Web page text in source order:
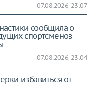
07.08.2026, 23:07
сообщила о
спортсменов
07.08.2026, 23:04
избавиться от